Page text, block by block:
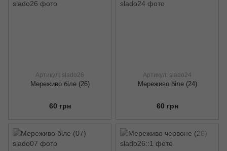
Артикул: slado26
Мереживо біле (26)
60 грн
Артикул: slado24
Мереживо біле (24)
60 грн